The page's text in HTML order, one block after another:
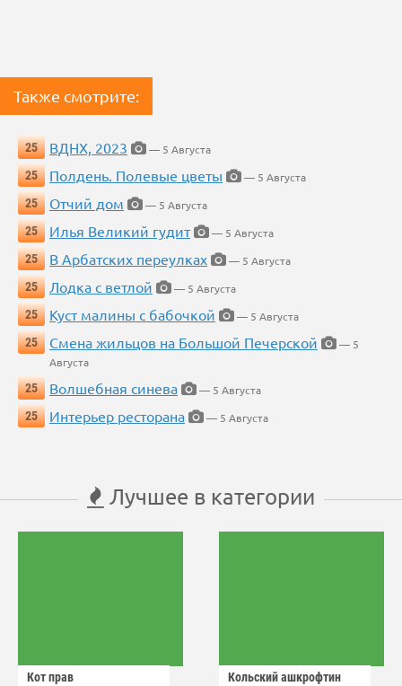
Также смотрите:
25 ВДНХ, 2023
— 5 Августа
25
Полдень. Полевые цветы
— 5 Августа
25
Отчий дом
— 5 Августа
25
Илья Великий гудит
— 5 Августа
25
В Арбатских переулках
— 5 Августа
25
Лодка с ветлой
— 5 Августа
25
Куст малины с бабочкой
— 5 Августа
25
Смена жильцов на Большой Печерской
— 5
Августа
25
Волшебная синева
— 5 Августа
25
Интерьер ресторана — 5 Августа
Лучшее в категории
Кот прав Кольский ашкрофтин